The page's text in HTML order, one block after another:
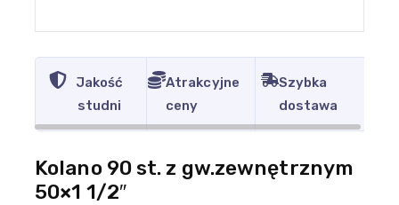
Jakość
studni
Atrakcyjne
ceny
Szybka
dostawa
Kolano 90 st. z gw.zewnętrznym
50×1 1/2″